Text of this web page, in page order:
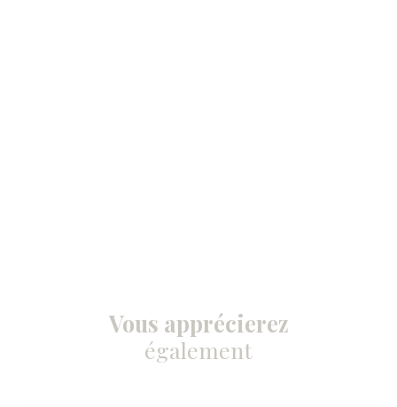
Vous apprécierez
également